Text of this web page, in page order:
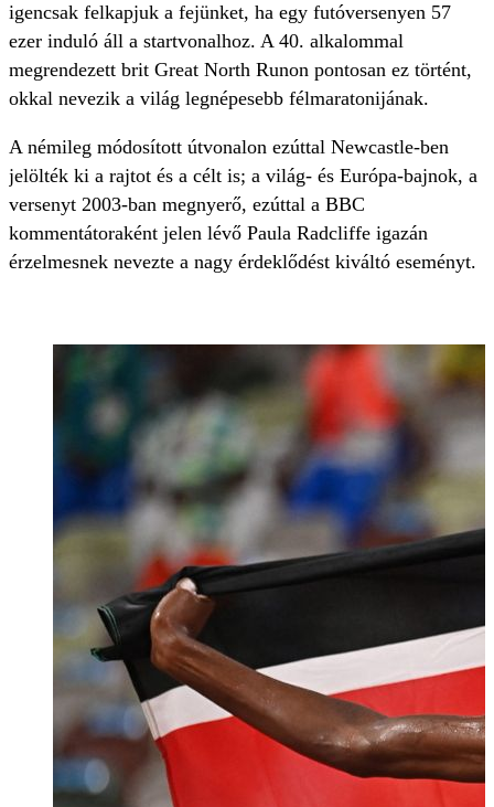
igencsak felkapjuk a fejünket, ha egy futóversenyen 57
ezer induló áll a startvonalhoz. A 40. alkalommal
megrendezett brit Great North Runon pontosan ez történt,
okkal nevezik a világ legnépesebb félmaratonijának.
A némileg módosított útvonalon ezúttal Newcastle-ben
jelölték ki a rajtot és a célt is; a világ- és Európa-bajnok, a
versenyt 2003-ban megnyerő, ezúttal a BBC
kommentátoraként jelen lévő Paula Radcliffe igazán
érzelmesnek nevezte a nagy érdeklődést kiváltó eseményt.